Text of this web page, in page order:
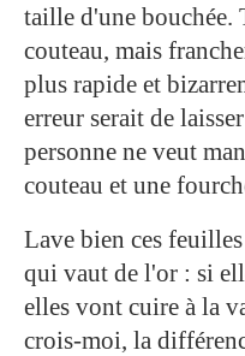
taille d'une bouchée.
couteau, mais
plus rapide et
erreur serait de
personne ne veut
couteau et une
Lave bien ces
qui vaut de l'or : si
elles vont cuire à la
crois-moi, la